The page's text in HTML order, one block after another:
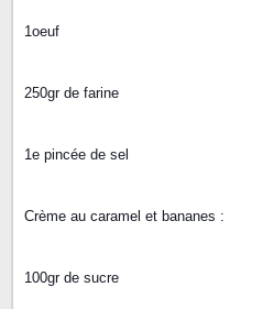
1oeuf
250gr de farine
1e pincée de sel
Crème au caramel et bananes :
100gr de sucre